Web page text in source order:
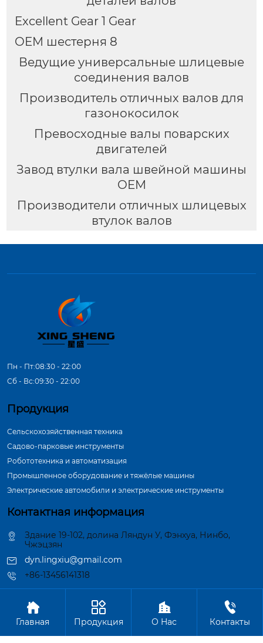
Excellent Gear 1 Gear
OEM шестерня 8
Ведущие универсальные шлицевые
соединения валов
Производитель отличных валов для
газонокосилок
Превосходные валы поварских
двигателей
Завод втулки вала швейной машины
OEM
Производители отличных шлицевых
втулок валов
Пн - Пт:08:30 - 22:00
Сб - Вс:09:30 - 22:00
Продукция
Сельскохозяйственная техника
Садово-парковые инструменты
Робототехника и автоматизация
Промышленное оборудование и тяжёлые машины
Электрические автомобили и электрические инструменты
Контактная информация
Здание 19-102, долина Ляндун У, Фэнхуа, Нинбо,
Чжэцзян
dyn.lingxiu@gmail.com
+86-13456141318
Авторское право©ООО Нинбо Синшэн Шафт Индастри

Главная

Продукция

О Hас

Контакты